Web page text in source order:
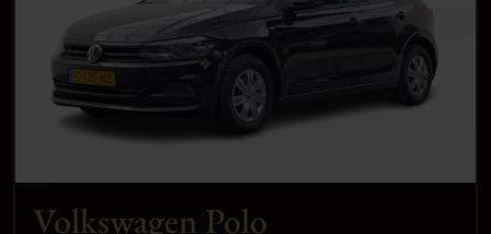
Volkswagen Polo